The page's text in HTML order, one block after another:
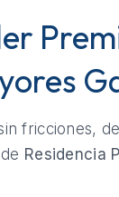
fricciones,
Residencia